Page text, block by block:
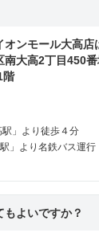
オンモール大高店
南大高2丁目450
階
」より徒歩４分
」より名鉄バス運行
よいですか？